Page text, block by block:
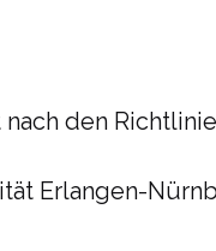
den
Erlangen-